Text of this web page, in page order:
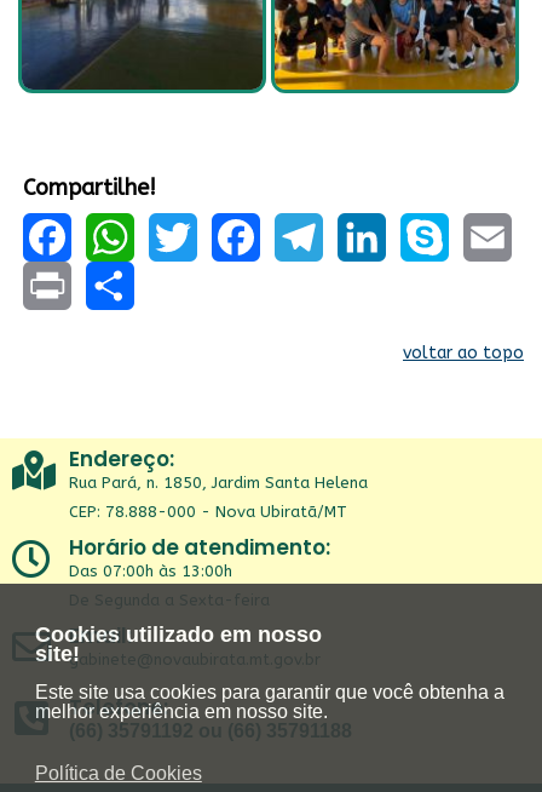
Cookies utilizado em nosso
site!
Este site usa cookies para garantir que você obtenha a
melhor experiência em nosso site.
Política de Cookies
Compartilhe!
FacebookWhatsApp
voltar ao topo
Endereço:
Rua Pará, n. 1850, Jardim Santa Helena
CEP: 78.888-000 - Nova Ubiratã/MT
Horário de atendimento:
Das 07:00h às 13:00h
De Segunda a Sexta-feira
Email:
gabinete@novaubirata.mt.gov.br
Telefone:
(66) 35791192 ou (66) 35791188